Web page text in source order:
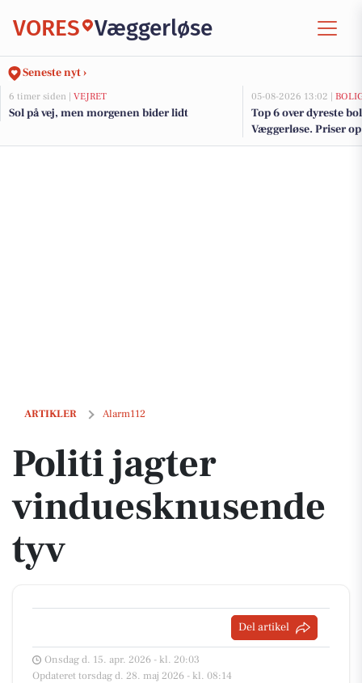
VORES Væggerløse
Seneste nyt ›
6 timer siden | VEJRET
Sol på vej, men morgenen bider lidt
05-08-2026 13:02 |
Top 6 over dyreste
Væggerløse. Priser
ARTIKLER Alarm112
Politi jagter vinduesknusende tyv
Politi jagter
vinduesknusende
tyv
Del artikel
Onsdag d. 15. apr. 2026 - kl. 20:03
Opdateret torsdag d. 28. maj 2026 - kl. 08:14